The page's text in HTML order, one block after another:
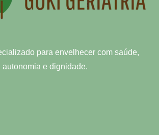
para envelhecer com saúde,
autonomia e dignidade.